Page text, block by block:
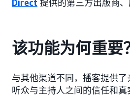
Direct 提供的第三方出版商、
该功能为何重要
与其他渠道不同，播客提供
听众与主持人之间的信任和真